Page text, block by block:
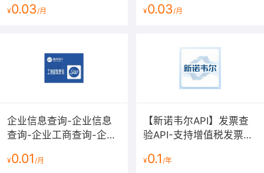
真-发票查验-发票校验-
¥0.03/月
验-发票查询-发票查验-
¥0.03/月
企业信息查询-企业信息
查询-企业工商查询-企业
查询-企业工商模糊-关键
¥0.01 /月
【新诺韦尔API】发票查
验API-支持增值税发票验
¥0.1 /年